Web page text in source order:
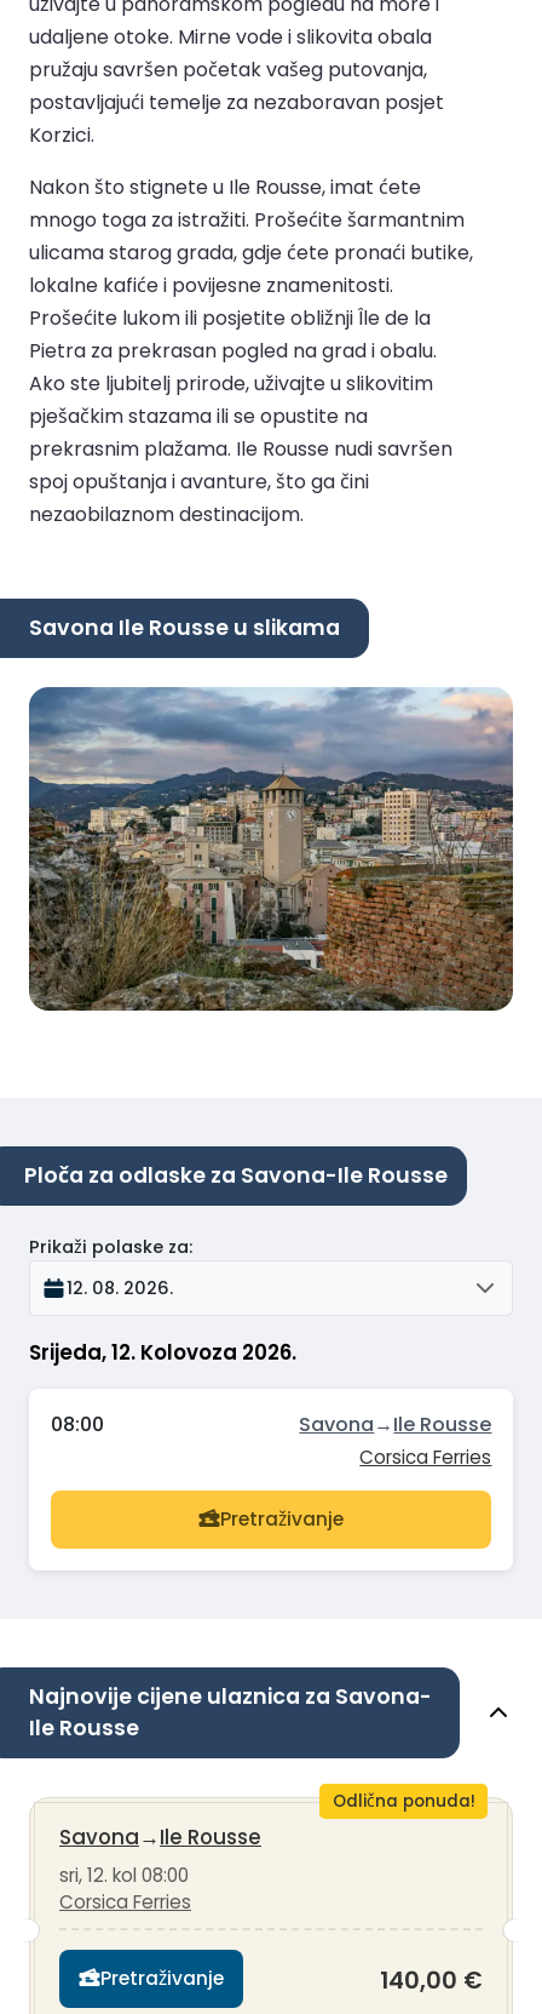
udaljene otoke. Mirne vode i slikovita obala
pružaju savršen početak vašeg putovanja,
postavljajući temelje za nezaboravan posjet
Korzici.
Nakon što stignete u Ile Rousse, imat ćete
mnogo toga za istražiti. Prošećite šarmantnim
ulicama starog grada, gdje ćete pronaći butike,
lokalne kafiće i povijesne znamenitosti.
Prošećite lukom ili posjetite obližnji Île de la
Pietra za prekrasan pogled na grad i obalu.
Ako ste ljubitelj prirode, uživajte u slikovitim
pješačkim stazama ili se opustite na
prekrasnim plažama. Ile Rousse nudi savršen
spoj opuštanja i avanture, što ga čini
nezaobilaznom destinacijom.
Savona Ile Rousse u slikama
Ploča za odlaske za Savona-Ile Rousse
Srijeda, 12. Kolovoza 2026.
Prikaži polaske za:
12. 08. 2026.
08:00 Savona→Ile Rousse
Corsica Ferries
Pretraživanje
Najnovije cijene ulaznica za Savona-
Ile Rousse
Odlična ponuda!
Savona→Ile Rousse
sri, 12. kol 08:00
Corsica Ferries
Pretraživanje 140,00 €